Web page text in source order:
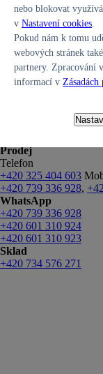
+420 325 404 698
Prodej
Telefon
+420 325 404 603
+420 739 336 928,
WhatsApp
+420 739 336 928
+420 601 310 924
+420 601 310 923
Sklad
+420 734 576 271
nebo blokovat
v Nastavení cookies
Pokud nám k tomu
webových stránek
partnery. Zpracování
informací v